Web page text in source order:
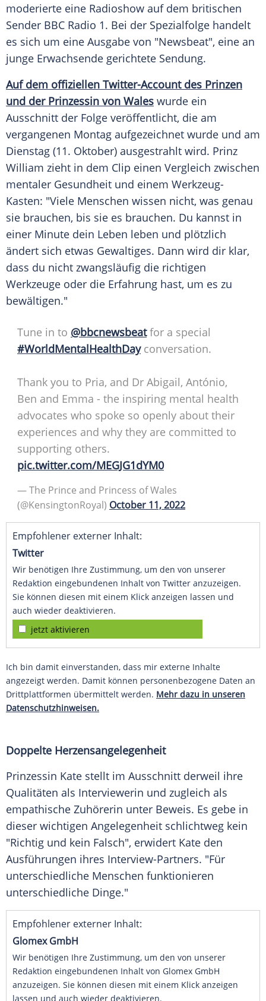
moderierte eine Radioshow auf dem britischen
Sender BBC Radio 1. Bei der Spezialfolge handelt
es sich um eine Ausgabe von "Newsbeat", eine an
junge Erwachsende gerichtete Sendung.
Auf dem offiziellen Twitter-Account des Prinzen
und der Prinzessin von Wales wurde ein
Ausschnitt der Folge veröffentlicht, die am
vergangenen Montag aufgezeichnet wurde und am
Dienstag (11. Oktober) ausgestrahlt wird. Prinz
William zieht in dem Clip einen Vergleich zwischen
mentaler Gesundheit und einem Werkzeug-
Kasten: "Viele Menschen wissen nicht, was genau
sie brauchen, bis sie es brauchen. Du kannst in
einer Minute dein Leben leben und plötzlich
ändert sich etwas Gewaltiges. Dann wird dir klar,
dass du nicht zwangsläufig die richtigen
Werkzeuge oder die Erfahrung hast, um es zu
bewältigen."
Tune in to @bbcnewsbeatfor a special
#WorldMentalHealthDayconversation.
Thank you to Pria, and Dr Abigail, António,
Ben and Emma - the inspiring mental health
advocates who spoke so openly about their
experiences and why they are committed to
supporting others.
pic.twitter.com/MEGJG1dYM0
— The Prince and Princess of Wales
(@KensingtonRoyal) October 11, 2022
Empfohlener externer Inhalt:
Twitter
Wir benötigen Ihre Zustimmung, um den von unserer
Redaktion eingebundenen Inhalt von Twitter anzuzeigen.
Sie können diesen mit einem Klick anzeigen lassen und
auch wieder deaktivieren.
jetzt aktivieren
Ich bin damit einverstanden, dass mir externe Inhalte
angezeigt werden. Damit können personenbezogene Daten an
Drittplattformen übermittelt werden. Mehr dazu in unseren
Datenschutzhinweisen.
Doppelte Herzensangelegenheit
Prinzessin Kate stellt im Ausschnitt derweil ihre
Qualitäten als Interviewerin und zugleich als
empathische Zuhörerin unter Beweis. Es gebe in
dieser wichtigen Angelegenheit schlichtweg kein
"Richtig und kein Falsch", erwidert Kate den
Ausführungen ihres Interview-Partners. "Für
unterschiedliche Menschen funktionieren
unterschiedliche Dinge."
Empfohlener externer Inhalt:
Glomex GmbH
Wir benötigen Ihre Zustimmung, um den von unserer
Redaktion eingebundenen Inhalt von Glomex GmbH
anzuzeigen. Sie können diesen mit einem Klick anzeigen
lassen und auch wieder deaktivieren.